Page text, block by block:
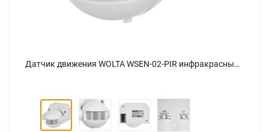
Датчик движения WOLTA WSEN-02-PIR инфракрасный - фото 1.